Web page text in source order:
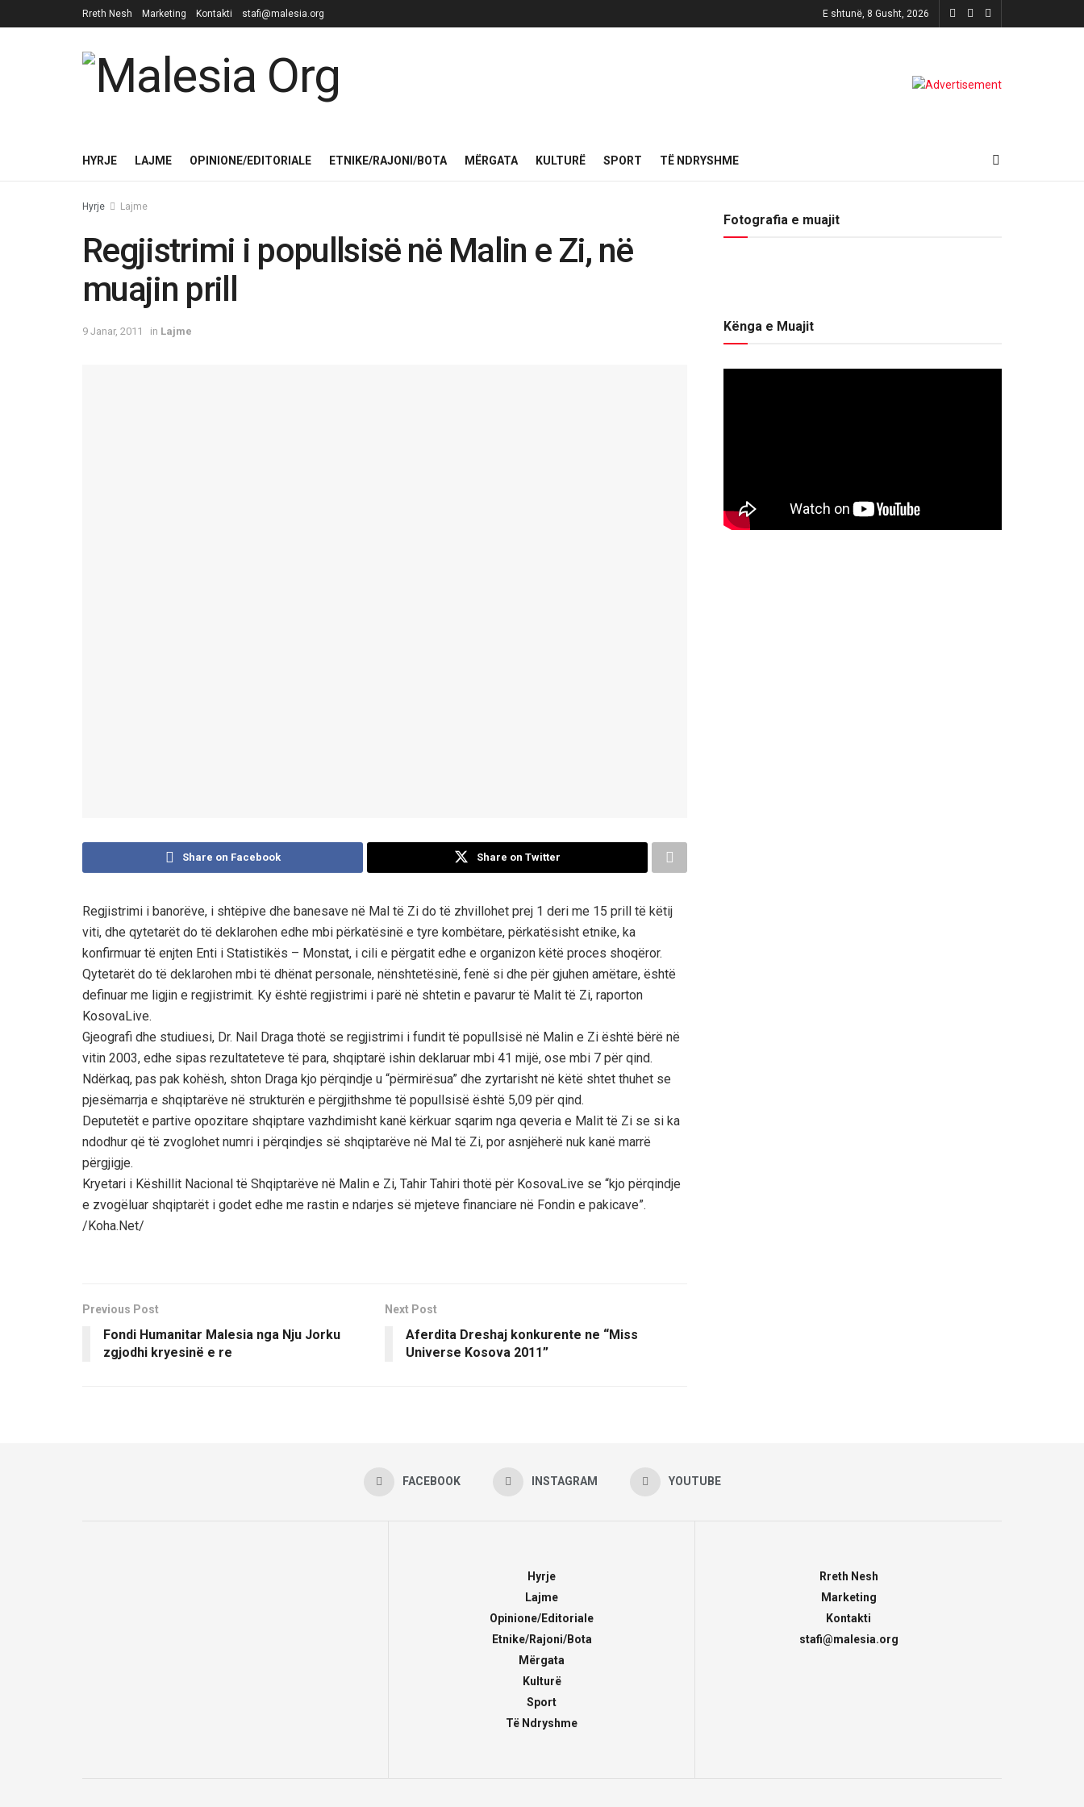
Rreth Nesh Marketing Kontakti stafi@malesia.org E shtunë, 8 Gusht, 2026
HYRJE LAJME OPINIONE/EDITORIALE ETNIKE/RAJONI/BOTA MËRGATA KULTURË SPORT TË NDRYSHME
Hyrje Lajme
Regjistrimi i popullsisë në Malin e Zi, në
muajin prill
9 Janar, 2011 in Lajme
Share on Facebook Share on Twitter
Regjistrimi i banorëve, i shtëpive dhe banesave në Mal të Zi do të zhvillohet prej 1 deri me 15 prill të këtij
viti, dhe qytetarët do të deklarohen edhe mbi përkatësinë e tyre kombëtare, përkatësisht etnike, ka
konfirmuar të enjten Enti i Statistikës – Monstat, i cili e përgatit edhe e organizon këtë proces shoqëror.
Qytetarët do të deklarohen mbi të dhënat personale, nënshtetësinë, fenë si dhe për gjuhen amëtare, është
definuar me ligjin e regjistrimit. Ky është regjistrimi i parë në shtetin e pavarur të Malit të Zi, raporton
KosovaLive.
Gjeografi dhe studiuesi, Dr. Nail Draga thotë se regjistrimi i fundit të popullsisë në Malin e Zi është bërë në
vitin 2003, edhe sipas rezultateteve të para, shqiptarë ishin deklaruar mbi 41 mijë, ose mbi 7 për qind.
Ndërkaq, pas pak kohësh, shton Draga kjo përqindje u “përmirësua” dhe zyrtarisht në këtë shtet thuhet se
pjesëmarrja e shqiptarëve në strukturën e përgjithshme të popullsisë është 5,09 për qind.
Deputetët e partive opozitare shqiptare vazhdimisht kanë kërkuar sqarim nga qeveria e Malit të Zi se si ka
ndodhur që të zvoglohet numri i përqindjes së shqiptarëve në Mal të Zi, por asnjëherë nuk kanë marrë
përgjigje.
Kryetari i Këshillit Nacional të Shqiptarëve në Malin e Zi, Tahir Tahiri thotë për KosovaLive se “kjo përqindje
e zvogëluar shqiptarët i godet edhe me rastin e ndarjes së mjeteve financiare në Fondin e pakicave”.
/Koha.Net/
Previous Post
Fondi Humanitar Malesia nga Nju Jorku
zgjodhi kryesinë e re
Next Post
Aferdita Dreshaj konkurente ne “Miss
Universe Kosova 2011”
Fotografia e muajit
Kënga e Muajit
FACEBOOK INSTAGRAM YOUTUBE
Hyrje
Lajme
Opinione/Editoriale
Etnike/Rajoni/Bota
Mërgata
Kulturë
Sport
Të Ndryshme
Rreth Nesh
Marketing
Kontakti
stafi@malesia.org